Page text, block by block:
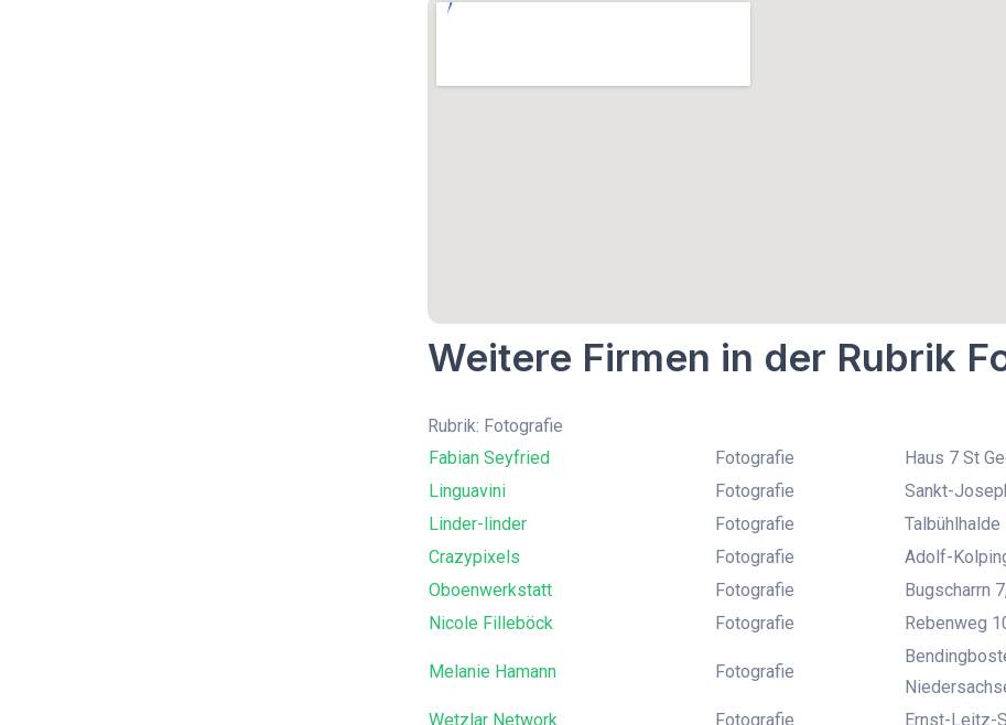
Weitere Firmen in der Rubrik
Rubrik: Fotografie
Fabian Seyfried
Fotografie
Haus 7 St
Linguavini
Fotografie
Sankt-
Linder-linder
Fotografie
Crazypixels
Fotografie
Adolf-
Oboenwerkstatt
Fotografie
Bugscharrn
Nicole Filleböck
Fotografie Rebenweg
Melanie Hamann Fotografie
Wetzlar Network
Fotografie
Ernst-Leitz-